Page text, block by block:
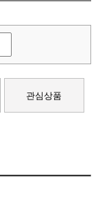
관심상품